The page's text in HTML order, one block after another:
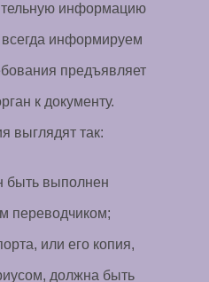
информацию
информируем
предъявляет
к документу.
выглядят так:
быть выполнен
переводчиком;
или его копия,
должна быть